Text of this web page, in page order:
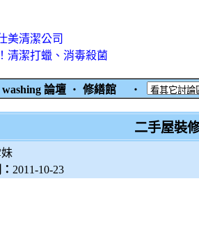
美清潔公司
清潔打蠟、消毒殺菌
washing 論壇 ‧ 修繕館 ‧
二手屋裝
2011-10-23